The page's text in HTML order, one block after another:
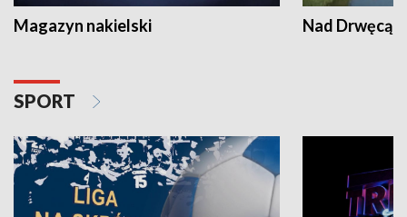
Magazyn nakielski Nad Drwęcą
SPORT